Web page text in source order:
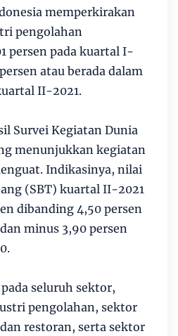
memperkirakan
pengolahan
persen pada kuartal I-
atau berada dalam
II-2021.
Survei Kegiatan Dunia
menunjukkan kegiatan
Indikasinya, nilai
(SBT) kuartal II-2021
dibanding 4,50 persen
minus 3,90 persen
seluruh sektor,
pengolahan, sektor
restoran, serta sektor